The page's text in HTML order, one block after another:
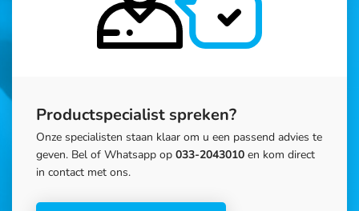
Productspecialist spreken?
Onze specialisten staan klaar om u een passend advies te
geven. Bel of Whatsapp op 033-2043010 en kom direct
in contact met ons.